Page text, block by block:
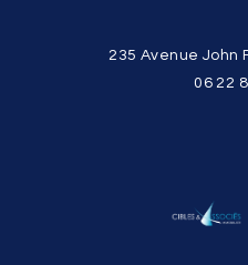
235 Avenue John
06 22